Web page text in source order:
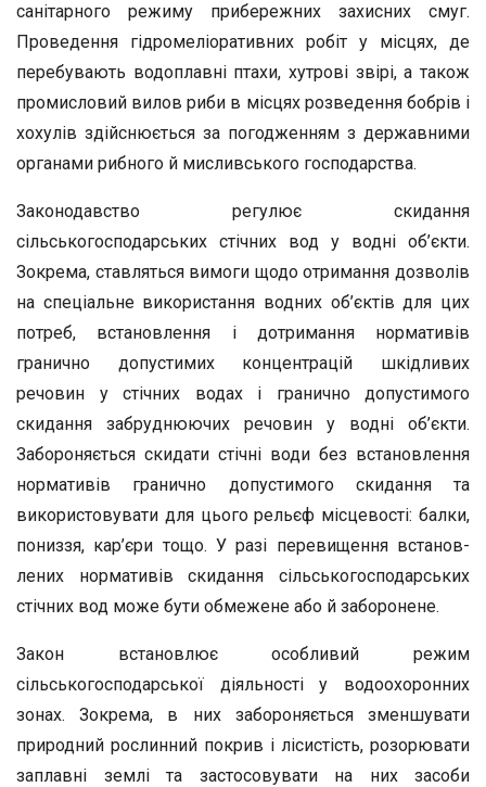
санітарного режиму прибережних захисних смуг.
Проведення гідромеліоративних робіт у місцях, де
перебувають водоплавні птахи, хутрові звірі, а також
промисловий вилов риби в місцях розведення бобрів і
хохулів здійснюється за погодженням з державними
органами рибного й мисливського гос­подарства.
Законодавство регулює скидання
сільськогосподарських стічних вод у водні об’єкти.
Зокрема, ставляться вимоги щодо отримання дозволів
на спеціальне використання водних об’єктів для цих
пот­реб, встановлення і дотримання нормативів
гранично допустимих концентрацій шкідливих
речовин у стічних водах і гранично допус­тимого
скидання забруднюючих речовин у водні об’єкти.
Заборо­няється скидати стічні води без встановлення
нормативів гранично допустимого скидання та
використовувати для цього рельєф місце­вості: балки,
пониззя, кар’єри тощо. У разі перевищення встанов­
лених нормативів скидання сільськогосподарських
стічних вод мо­же бути обмежене або й заборонене.
Закон встановлює особливий режим
сільськогосподарської ді­яльності у водоохоронних
зонах. Зокрема, в них забороняється зменшувати
природний рослинний покрив і лісистість, розорюва­ти
заплавні землі та застосовувати на них засоби